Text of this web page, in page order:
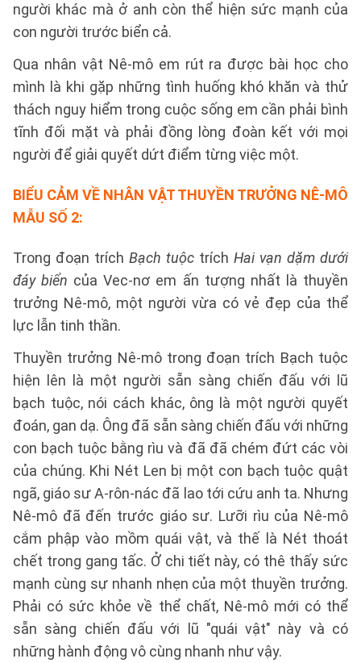
người khác mà ở anh còn thể hiện sức mạnh của
con người trước biển cả.
Qua nhân vật Nê-mô em rút ra được bài học cho
mình là khi gặp những tình huống khó khăn và thử
thách nguy hiểm trong cuộc sống em cần phải bình
tĩnh đối mặt và phải đồng lòng đoàn kết với mọi
người để giải quyết dứt điểm từng việc một.
BIỂU CẢM VỀ NHÂN VẬT THUYỀN TRƯỞNG NÊ-MÔ
MẪU SỐ 2:
Trong đoạn trích Bạch tuộc trích Hai vạn dặm dưới
đáy biển của Vec-nơ em ấn tượng nhất là thuyền
trưởng Nê-mô, một người vừa có vẻ đẹp của thể
lực lẫn tinh thần.
Thuyền trưởng Nê-mô trong đoạn trích Bạch tuộc
hiện lên là một người sẵn sàng chiến đấu với lũ
bạch tuộc, nói cách khác, ông là một người quyết
đoán, gan dạ. Ông đã sẵn sàng chiến đấu với những
con bạch tuộc bằng rìu và đã đã chém đứt các vòi
của chúng. Khi Nét Len bị một con bạch tuộc quật
ngã, giáo sư A-rôn-nác đã lao tới cứu anh ta. Nhưng
Nê-mô đã đến trước giáo sư. Lưỡi rìu của Nê-mô
cắm phập vào mồm quái vật, và thế là Nét thoát
chết trong gang tấc. Ở chi tiết này, có thê thấy sức
mạnh cùng sự nhanh nhẹn của một thuyền trưởng.
Phải có sức khỏe về thể chất, Nê-mô mới có thể
sẵn sàng chiến đấu với lũ "quái vật" này và có
những hành động vô cùng nhanh như vậy.